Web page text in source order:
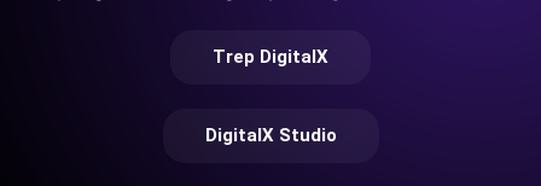
Trep DigitalX
DigitalX Studio